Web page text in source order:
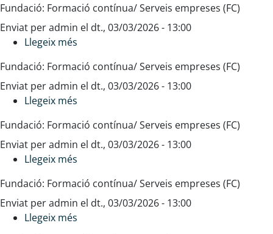
Nivell
avançat
Fundació: Formació contínua/ Serveis empreses (FC)
Enviat peradmin el dt., 03/03/2026 - 13:00
Llegeix més
menjador:
un
Fundació: Formació contínua/ Serveis empreses (FC)
Enviat peradmin el dt., 03/03/2026 - 13:00
Llegeix més
pel
monitoratge
Fundació: Formació contínua/ Serveis empreses (FC)
Enviat peradmin el dt., 03/03/2026 - 13:00
Llegeix més
365
Fundació: Formació contínua/ Serveis empreses (FC)
Enviat peradmin el dt., 03/03/2026 - 13:00
Llegeix més